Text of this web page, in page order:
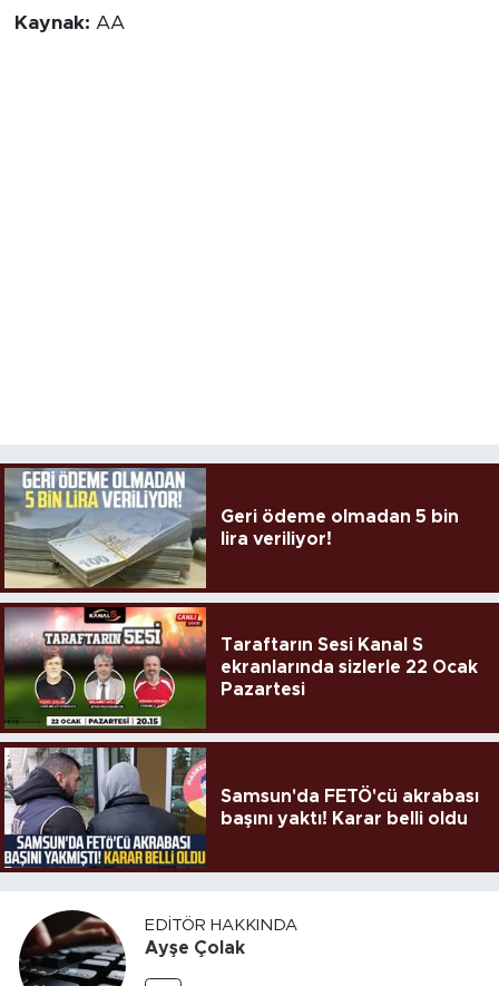
Kaynak: AA
Geri ödeme olmadan 5 bin
lira veriliyor!
Taraftarın Sesi Kanal S
ekranlarında sizlerle 22 Ocak
Pazartesi
Samsun'da FETÖ'cü akrabası
başını yaktı! Karar belli oldu
EDITÖR HAKKINDA
Ayşe Çolak